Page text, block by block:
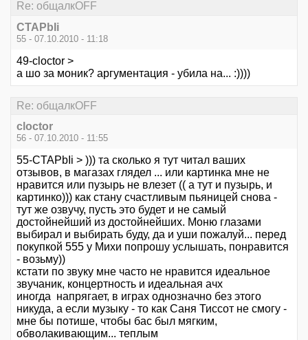
Re: общалкOFF
CTAPbIi
55 - 07.10.2010 - 11:18
49-cloctor >
а шо за моник? аргументация - убила на... :))))
Re: общалкOFF
cloctor
56 - 07.10.2010 - 11:55
55-CTAPbIi > ))) та сколько я тут читал ваших
отзывов, в магазах глядел ... или картинка мне не
нравится или пузырь не влезет (( а тут и пузырь, и
картинко))) как стану счастливым пьяницей снова -
тут же озвучу, пусть это будет и не самый
достойнейший из достойнейших. Моню глазами
выбирал и выбирать буду, да и уши пожалуй... перед
покупкой 555 у Михи попрошу услышать, понравится
- возьму))
кстати по звуку мне часто не нравится идеальное
звучаник, концертность и идеальная ачх
иногда напрягает, в играх однозначно без этого
никуда, а если музыку - то как Саня Тиссот не смогу -
мне бы потише, чтобы бас был мягким,
обволакивающим... теплым